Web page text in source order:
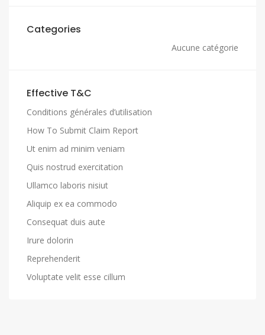
Categories
Aucune catégorie
Effective T&C
Conditions générales d’utilisation
How To Submit Claim Report
Ut enim ad minim veniam
Quis nostrud exercitation
Ullamco laboris nisiut
Aliquip ex ea commodo
Consequat duis aute
Irure dolorin
Reprehenderit
Voluptate velit esse cillum